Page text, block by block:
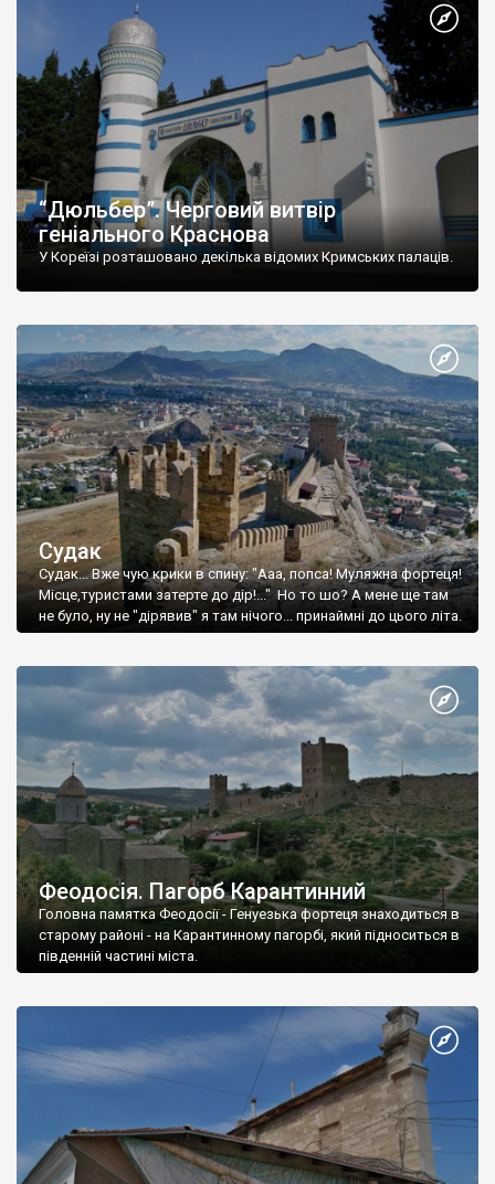
“Дюльбер”. Черговий витвір
геніального Краснова
У Кореїзі розташовано декілька відомих Кримських палаців.
Судак
Судак... Вже чую крики в спину: "Ааа, попса! Муляжна фортеця!
Місце,туристами затерте до дір!..." Но то шо? А мене ще там
не було, ну не "дірявив" я там нічого... принаймні до цього літа.
Феодосія. Пагорб Карантинний
Головна памятка Феодосії - Генуезька фортеця знаходиться в
старому районі - на Карантинному пагорбі, який підноситься в
південній частині міста.